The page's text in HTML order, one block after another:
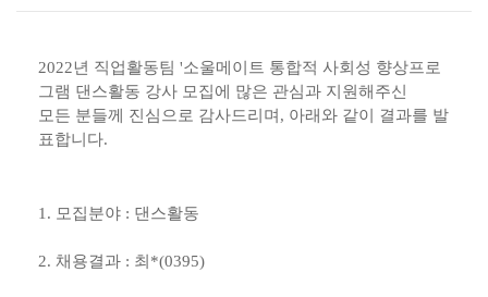
2022년 직업활동팀 '소울메이트 통합적 사회성 향상프로
그램 댄스활동 강사 모집에 많은 관심과 지원해주신
모든 분들께 진심으로 감사드리며 , 아래와 같이 결과를 발
표합니다.
1. 모집분야 : 댄스활동
2. 채용결과 : 최 *(0395)